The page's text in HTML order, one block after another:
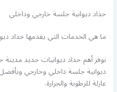
حداد ديوانية جلسة خارجي وداخلي
ما هي الخدمات التي يقدمها حداد
نوفر أهم حداد ديوانيات حديد
ديوانية جلسة داخلي وخارجي
عازلة للرطوبة والحرارة.